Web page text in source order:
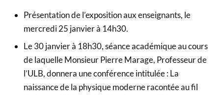
Présentation de l’exposition aux enseignants, le
mercredi 25 janvier à 14h30.
Le 30 janvier à 18h30, séance académique au cours
de laquelle Monsieur Pierre Marage, Professeur de
l’ULB, donnera une conférence intitulée : La
naissance de la physique moderne racontée au fil